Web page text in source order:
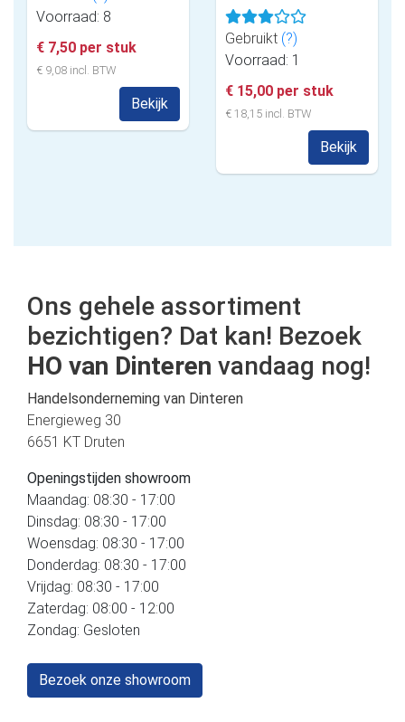
Voorraad: 8
€ 7,50 per stuk
€ 9,08 incl. BTW
Bekijk
Gebruikt (?)
Voorraad: 1
€ 15,00 per stuk
€ 18,15 incl. BTW
Bekijk
Ons gehele assortiment
bezichtigen? Dat kan! Bezoek
HO van Dinteren vandaag nog!
Handelsonderneming van Dinteren
Energieweg 30
6651 KT Druten
Openingstijden showroom
Maandag: 08:30 - 17:00
Dinsdag: 08:30 - 17:00
Woensdag: 08:30 - 17:00
Donderdag: 08:30 - 17:00
Vrijdag: 08:30 - 17:00
Zaterdag: 08:00 - 12:00
Zondag: Gesloten
Bezoek onze showroom